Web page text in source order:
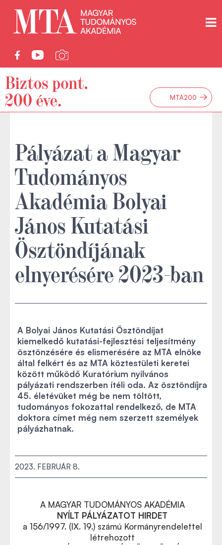
MTA200 →
Pályázat a Magyar
Tudományos
Akadémia Bolyai
János Kutatási
Ösztöndíjának
elnyerésére 2023-ban
A Bolyai János Kutatási Ösztöndíjat
kiemelkedő kutatási-fejlesztési teljesítmény
ösztönzésére és elismerésére az MTA elnöke
által felkért és az MTA köztestületi keretei
között működő Kuratórium nyilvános
pályázati rendszerben ítéli oda. Az ösztöndíjra
45. életévüket még be nem töltött,
tudományos fokozattal rendelkező, de MTA
doktora címet még nem szerzett személyek
pályázhatnak.
2023. FEBRUÁR 8.
A MAGYAR TUDOMÁNYOS AKADÉMIA
NYÍLT PÁLYÁZATOT HIRDET
a 156/1997. (IX. 19.) számú Kormányrendelettel
létrehozott